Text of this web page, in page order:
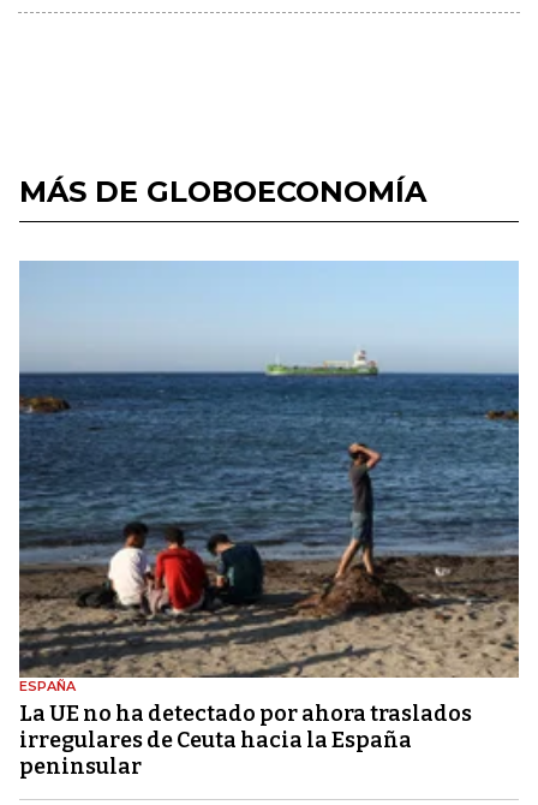
MÁS DE GLOBOECONOMÍA
ESPAÑA
La UE no ha detectado por ahora traslados
irregulares de Ceuta hacia la España
peninsular